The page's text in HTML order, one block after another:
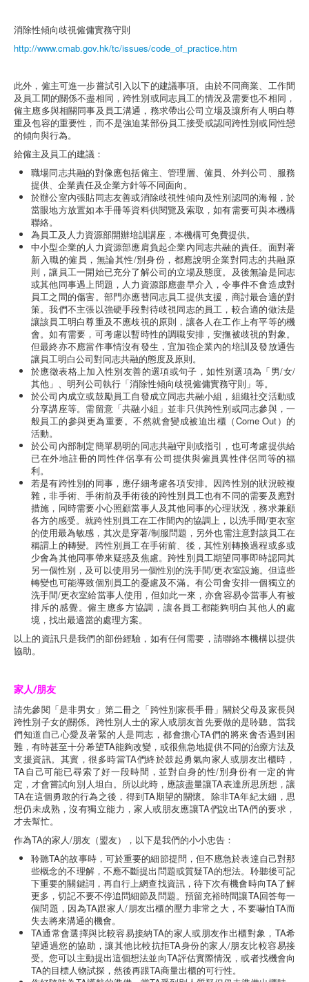
消除性傾向歧視僱傭實務守則
http://www.cmab.gov.hk/tc/issues/code_of_practice.htm
此外，僱主可進一步嘗試引入以下的建議事項。由於不同商業、工作間
及員工間的關係不盡相同，跨性別或同志員工的情況及需要也不相同，
僱主應多與相關同事及員工溝通，務求帶出公司立場及讓所有人明白尊
重及包容的重要性，而不是強迫某部份員工接受或認同跨性別或同性戀
的傾向與行為。
給僱主及員工的建議：
職場同志共融的對像應包括僱主、管理層、僱員、外判公司、服務
提供、企業責任及企業方針等不同面向。
於辦公室內張貼同志友善或消除歧視性傾向及性別認同的海報，於
當眼地方放置如本手冊等資料供閱覽及索取，如有需要可與本機構
聯絡。
為員工及人力資源部開辦培訓講座，本機構可免費提供。
中小型企業的人力資源部應肩負起企業內同志共融的責任。面對著
新入職的僱員，無論其性/別身份，都應說明企業對同志的共融原
則，讓員工一開始已充分了解公司的立場及態度。及後無論是同志
或其他同事遇上問題，人力資源部應盡早介入，令事件不會造成對
員工之間的傷害。部門亦應替同志員工提供支援，商討最合適的對
策。我們不主張以強硬手段對待歧視同志的員工，較合適的做法是
讓該員工明白尊重及不應歧視的原則，讓各人在工作上有平等的機
會。如有需要，可考慮以暫時性的調職安排，安撫被歧視的對象。
但最終亦不應當作事情沒有發生，宜加強企業內的培訓及發放通告
讓員工明白公司對同志共融的態度及原則。
於應徵表格上加入性別友善的選項或句子，如性別選項為「男/女/
其他」、明列公司執行「消除性傾向歧視僱傭實務守則」等。
於公司內成立或鼓勵員工自發成立同志共融小組，組織社交活動或
分享講座等。需留意「共融小組」並非只供跨性別或同志參與，一
般員工的參與更為重要。不然就會變成被迫出櫃（Come Out）的
活動。
於公司內部制定簡單易明的同志共融守則或指引，也可考慮提供給
已在外地註冊的同性伴侶享有公司提供與僱員異性伴侶同等的福
利。
若是有跨性別的同事，應仔細考慮各項安排。因跨性別的狀況較複
雜，非手術、手術前及手術後的跨性別員工也有不同的需要及應對
措施，同時需要小心照顧當事人及其他同事的心理狀況，務求兼顧
各方的感受。就跨性別員工在工作間內的協調上，以洗手間/更衣室
的使用最為敏感，其次是穿著/制服問題，另外也需注意對該員工在
稱謂上的轉變。跨性別員工在手術前、後，其性別轉換過程或多或
少會為其他同事帶來疑惑及焦慮。跨性別員工期望同事即時認同其
另一個性別，及可以使用另一個性別的洗手間/更衣室設施。但這些
轉變也可能導致個別員工的憂慮及不滿。有公司會安排一個獨立的
洗手間/更衣室給當事人使用，但如此一來，亦會容易令當事人有被
排斥的感覺。僱主應多方協調，讓各員工都能夠明白其他人的處
境，找出最適當的處理方案。
以上的資訊只是我們的部份經驗，如有任何需要，請聯絡本機構以提供
協助。
家人/朋友
請先參閱「是非男女」第二冊之「跨性別家長手冊」關於父母及家長與
跨性別子女的關係。跨性別人士的家人或朋友首先要做的是聆聽。當我
們知道自己心愛及著緊的人是同志，都會擔心TA們的將來會否遇到困
難，有時甚至十分希望TA能夠改變，或很焦急地提供不同的治療方法及
支援資訊。其實，很多時當TA們終於鼓起勇氣向家人或朋友出櫃時，
TA自己可能已尋索了好一段時間，並對自身的性/別身份有一定的肯
定，才會嘗試向別人坦白。所以此時，應該盡量讓TA表達所思所想，讓
TA在這個勇敢的行為之後，得到TA期望的關懷。除非TA年紀太細，思
想仍未成熟，沒有獨立能力，家人或朋友應讓TA們說出TA們的要求，
才去幫忙。
作為TA的家人/朋友（盟友），以下是我們的小小忠告：
聆聽TA的故事時，可於重要的細節提問，但不應急於表達自己對那
些概念的不理解，不應不斷提出問題或質疑TA的想法。聆聽後可記
下重要的關鍵詞，再自行上網查找資訊，待下次有機會時向TA了解
更多，切記不要不停追問細節及問題。預留充裕時間讓TA回答每一
個問題，因為TA跟家人/朋友出櫃的壓力非常之大，不要嚇怕TA而
失去將來溝通的機會。
TA通常會選擇與比較容易接納TA的家人或朋友作出櫃對象，TA希
望通過您的協助，讓其他比較抗拒TA身份的家人/朋友比較容易接
受。您可以主動提出這個想法並向TA評估實際情況，或者找機會向
TA的目標人物試探，然後再跟TA商量出櫃的可行性。